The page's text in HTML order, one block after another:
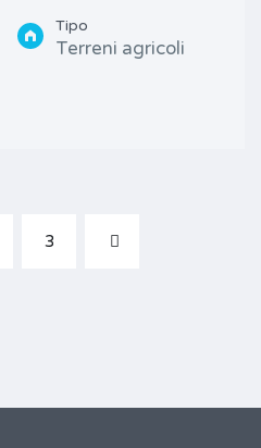
Tipo
Terreni agricoli
3